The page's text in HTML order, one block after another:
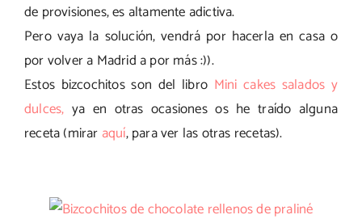
de provisiones, es altamente adictiva.
Pero vaya la solución, vendrá por hacerla en casa o
por volver a Madrid a por más :)).
Estos bizcochitos son del libro Mini cakes salados y
dulces, ya en otras ocasiones os he traído alguna
receta (mirar aquí, para ver las otras recetas).